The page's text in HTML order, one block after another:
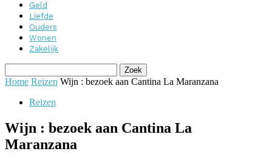
Geld
Liefde
Ouders
Wonen
Zakelijk
Home Reizen Wijn : bezoek aan Cantina La Maranzana
Reizen
Wijn : bezoek aan Cantina La
Maranzana